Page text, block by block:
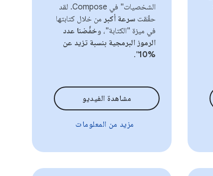
الشخصيات" في Compose. لقد
حقّقت سرعة أكبر من خلال كتابتها
في ميزة "الكتابة"، وخفَّضنا عدد
الرموز البرمجية بنسبة تزيد عن
%10
".
مشاهدة الفيديو
مزيد من المعلومات